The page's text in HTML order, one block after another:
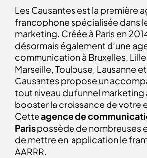
Les Causantes est la première
francophone spécialisée dans
marketing. Créée à Paris en
désormais également d’une
communication à Bruxelles,
Marseille, Toulouse, Lausanne
Causantes propose un
tout niveau du funnel marketing
booster la croissance de votre
Cetteagence de
Parispossède de nombreuses
de mettre en application le
AARRR.